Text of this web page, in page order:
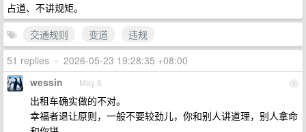
占道、不讲规矩。
交通规则
变道
违规
51 replies • 2026-05-23 19:28:35 +08:00
1
wessin May 8
出租车确实做的不对。
幸福者退让原则，一般不要较劲儿，你和别人讲道理，别人拿命